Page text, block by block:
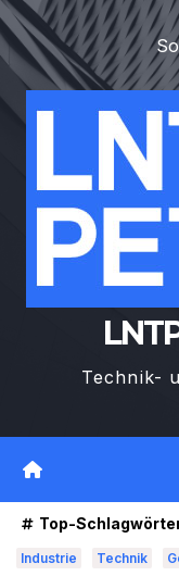
Zum
Inhalt
springen
Technik-
Top-
Industrie Technik